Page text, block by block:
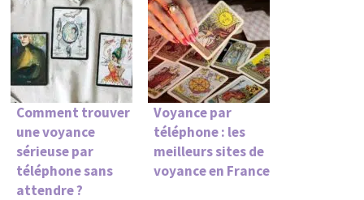
Comment trouver
une voyance
sérieuse par
téléphone sans
attendre ?
Voyance par
téléphone : les
meilleurs sites de
voyance en France